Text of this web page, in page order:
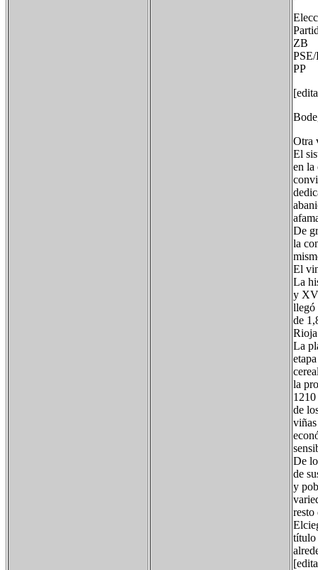
Otra
El
en la
De
la
El
La
y
llegó
de
La
la
de
De
de
y
resto
título